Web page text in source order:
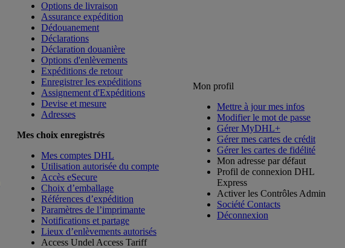
Options de livraison
Assurance expédition
Dédouanement
Déclarations
Déclaration douanière
Options d'enlèvements
Expéditions de retour
Enregistrer les expéditions
Assignement d'Expéditions
Devise et mesure
Adresses
Mes choix enregistrés
Mes comptes DHL
Utilisation autorisée du compte
Accès eSecure
Choix d’emballage
Références d’expédition
Paramètres de l’imprimante
Notifications et partage
Lieux d’enlèvements autorisés
Access Undel Access Tariff
Mon profil
Mettre à jour mes infos
Modifier le mot de passe
Gérer MyDHL+
Gérer mes cartes de crédit
Gérer les cartes de fidélité
Mon adresse par défaut
Profil de connexion DHL
Express
Activer les Contrôles Admin
Société Contacts
Déconnexion